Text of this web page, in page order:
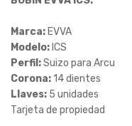
Marca: EVVA
Modelo: ICS
Perfil:Suizo para Arcu
Corona:14 dientes
Llaves: 5 unidades
Tarjeta de propiedad